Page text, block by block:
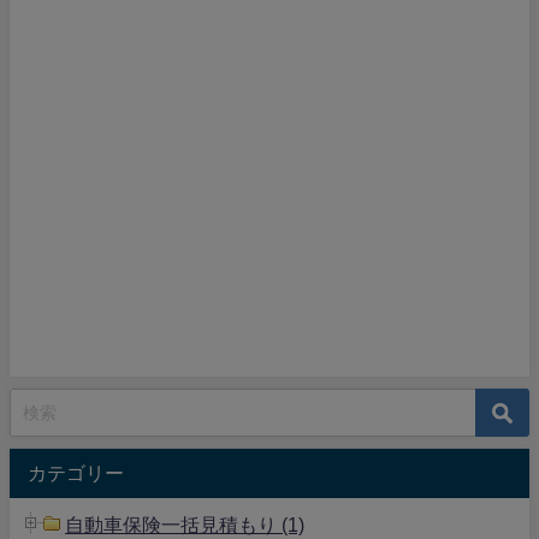
カテゴリー
自動車保険一括見積もり (1)